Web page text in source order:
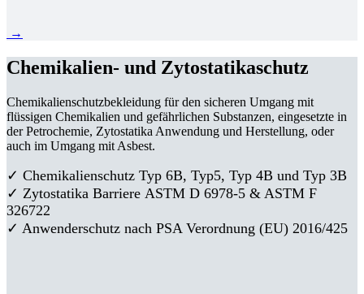
→
Chemikalien- und Zytostatikaschutz
Chemikalienschutzbekleidung für den sicheren Umgang mit
flüssigen Chemikalien und gefährlichen Substanzen, eingesetzte in
der Petrochemie, Zytostatika Anwendung und Herstellung, oder
auch im Umgang mit Asbest.
✓ Chemikalienschutz Typ 6B, Typ5, Typ 4B und Typ 3B
✓ Zytostatika Barriere ASTM D 6978-5 & ASTM F
326722
✓ Anwenderschutz nach PSA Verordnung (EU) 2016/425